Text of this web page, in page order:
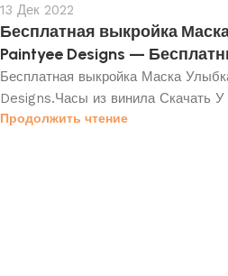
13 Дек 2022
Бесплатная выкройка
Paintyee Designs —
Бесплатная выкройка Маска
Designs.Часы из винила Скачать
Продолжить чтение